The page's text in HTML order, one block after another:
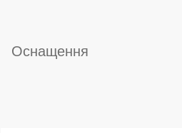
Оснащення